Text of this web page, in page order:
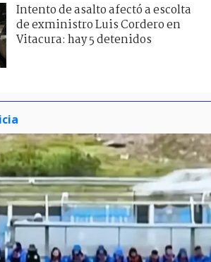
Intento de asalto afectó a escolta
de exministro Luis Cordero en
Vitacura: hay 5 detenidos